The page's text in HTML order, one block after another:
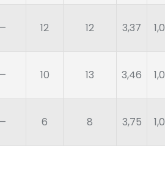
12 12 3,37
10 13 3,46
6 8 3,75